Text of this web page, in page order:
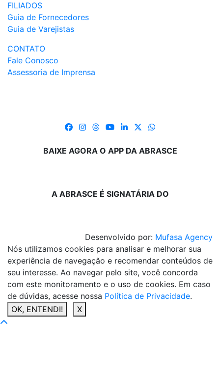
FILIADOS
Guia de Fornecedores
Guia de Varejistas
CONTATO
Fale Conosco
Assessoria de Imprensa
BAIXE AGORA O APP DA ABRASCE
A ABRASCE É SIGNATÁRIA DO
Desenvolvido por: Mufasa Agency
Nós utilizamos cookies para analisar e melhorar sua
experiência de navegação e recomendar conteúdos de
seu interesse. Ao navegar pelo site, você concorda
com este monitoramento e o uso de cookies. Em caso
de dúvidas, acesse nossa Política de Privacidade.
OK, ENTENDI!
X